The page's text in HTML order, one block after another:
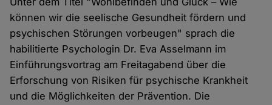
können wir die seelische Gesundheit fördern und
psychischen Störungen vorbeugen" sprach die
habilitierte Psychologin Dr. Eva Asselmann im
Einführungsvortrag am Freitagabend über die
Erforschung von Risiken für psychische Krankheit
und die Möglichkeiten der Prävention. Die